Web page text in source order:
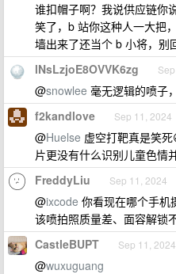
谁扣帽子啊？我说供应链你
笑了，b 站你这种人一大把
墙出来了还当个 b 小将，别
lNsLzjoE8OVVK6zg
@snowlee 毫无逻辑的喷子
f2kandlove Sep 11, 2024
@Huelse 虚空打靶真是笑
片更没有什么识别儿童色情
FreddyLiu Sep 11, 2024
@ixcode 你看现在哪个手机
该喷拍照质量差、面容解锁
CastleBUPT Sep 11,
@wuxuguang